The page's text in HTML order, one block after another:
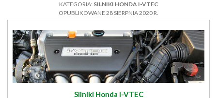
KATEGORIA: SILNIKI HONDA I-VTEC
OPUBLIKOWANE 28 SIERPNIA 2020 R.
Silniki Honda i-VTEC